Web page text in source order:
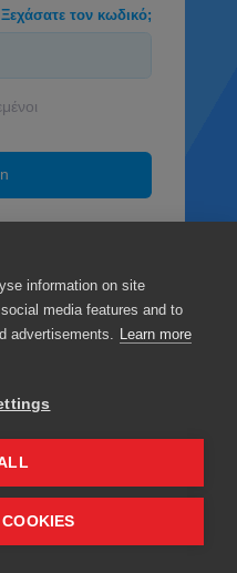
Ξεχάσατε τον κωδικό;
information on site
media features and to
advertisements. Learn more